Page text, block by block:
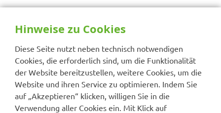
Hinweise zu Cookies
Diese Seite nutzt neben technisch notwendigen
Cookies, die erforderlich sind, um die Funktionalität
der Website bereitzustellen, weitere Cookies, um die
Website und ihren Service zu optimieren. Indem Sie
auf „Akzeptieren“ klicken, willigen Sie in die
Verwendung aller Cookies ein. Mit Klick auf